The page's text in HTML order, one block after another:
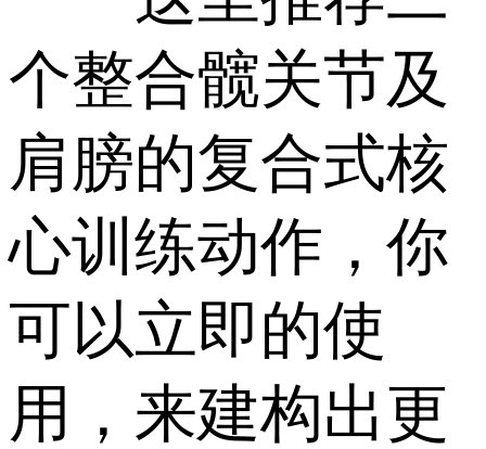
个整合髋关节及
肩膀的复合式核
心训练动作，你
可以立即的使
用，来建构出更